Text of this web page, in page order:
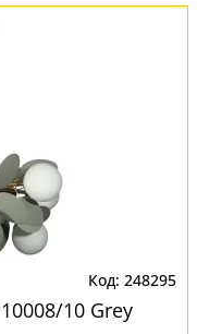
248295
10 Grey